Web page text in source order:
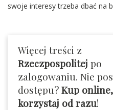
swoje interesy trzeba dbać na
Więcej treści z
Rzeczpospolitej po
zalogowaniu. Nie
dostępu?Kup online,
korzystaj od razu!